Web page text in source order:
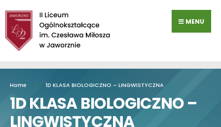
Przejdź
do
zawartości
MENU
Home 1D KLASA BIOLOGICZNO – LINGWISTYCZNA
1D KLASA BIOLOGICZNO –
LINGWISTYCZNA